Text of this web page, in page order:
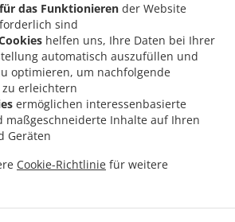
das Funktionieren der Website
sind
helfen uns, Ihre Daten bei Ihrer
automatisch auszufüllen und
optimieren, um nachfolgende
erleichtern
ermöglichen interessenbasierte
maßgeschneiderte Inhalte auf Ihren
Geräten
Cookie-Richtlinie für weitere
. Pizza Lieferservice Odenthal Engstenberg
. Pizza Lieferservice Odenthal Bülsberg
. Pizza Lieferservice Odenthal Groß Grimberg .
Lieferservice Solingen Friedrichstal . Pizza Lieferservice
Lieferservice Solingen Oberbüscherhof
. Pizza Lieferservice Solingen Jagenberg
. Pizza Lieferservice Solingen .
Limmringhausen . Pizza Lieferservice Wermelskirchen
und zum Liefern